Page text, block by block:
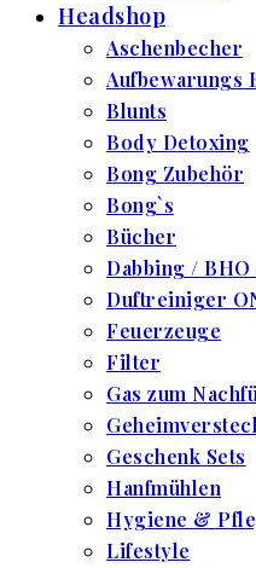
Headshop
Aschenbecher
Aufbewarungs
Blunts
Body Detoxing
Bong Zubehör
Bong`s
Bücher
Dabbing /
Duftreiniger
Feuerzeuge
Filter
Gas zum
Geschenk Sets
Hanfmühlen
Hygiene &
Lifestyle